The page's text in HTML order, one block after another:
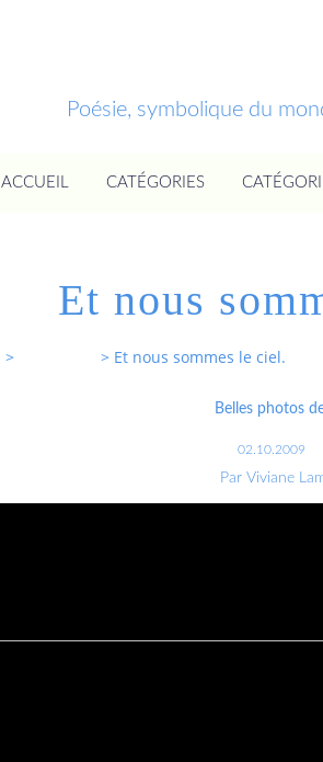
Poésie, symbolique du
ACCUEIL CATÉGORIES
Et nous
> > Et nous sommes le ciel.
Belles photos
02.10.2009
Par Viviane